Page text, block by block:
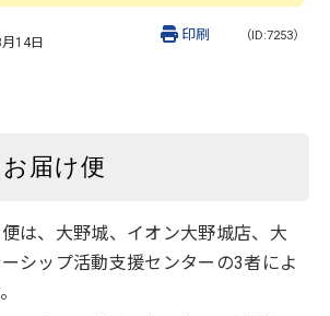
14日 （ID:7253）
印刷
届け便
は、大野城、イオン大野城店、大
シップ活動支援センターの3者によ